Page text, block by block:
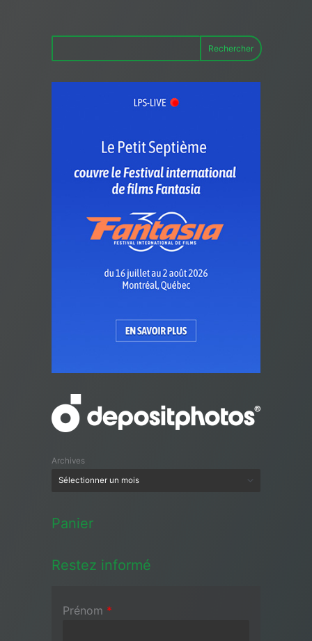
Rechercher
Archives
Panier
Restez informé
Prénom *